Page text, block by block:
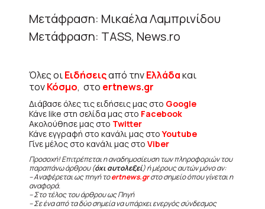
Μετάφραση: Μικαέλα Λαμπρινίδου
Μετάφραση: TASS, News.ro
Όλες οιΕιδήσειςαπό τηνΕλλάδακαι
τονΚόσμο, στο ertnews.gr
Διάβασε όλες τις ειδήσεις μας στο Google
Κάνε like στη σελίδα μας στο Facebook
Ακολούθησε μας στο Twitter
Κάνε εγγραφή στο κανάλι μας στοYoutube
Γίνε μέλος στο κανάλι μας στο Viber
Προσοχή! Επιτρέπεται η αναδημοσίευση των πληροφοριών του
παραπάνω άρθρου (όχι αυτολεξεί) ή μέρους αυτών μόνο αν:
– Αναφέρεται ως πηγή τοertnews.grστο σημείο όπου γίνεται η
αναφορά.
– Στο τέλος του άρθρου ως Πηγή
– Σε ένα από τα δύο σημεία να υπάρχει ενεργός σύνδεσμος